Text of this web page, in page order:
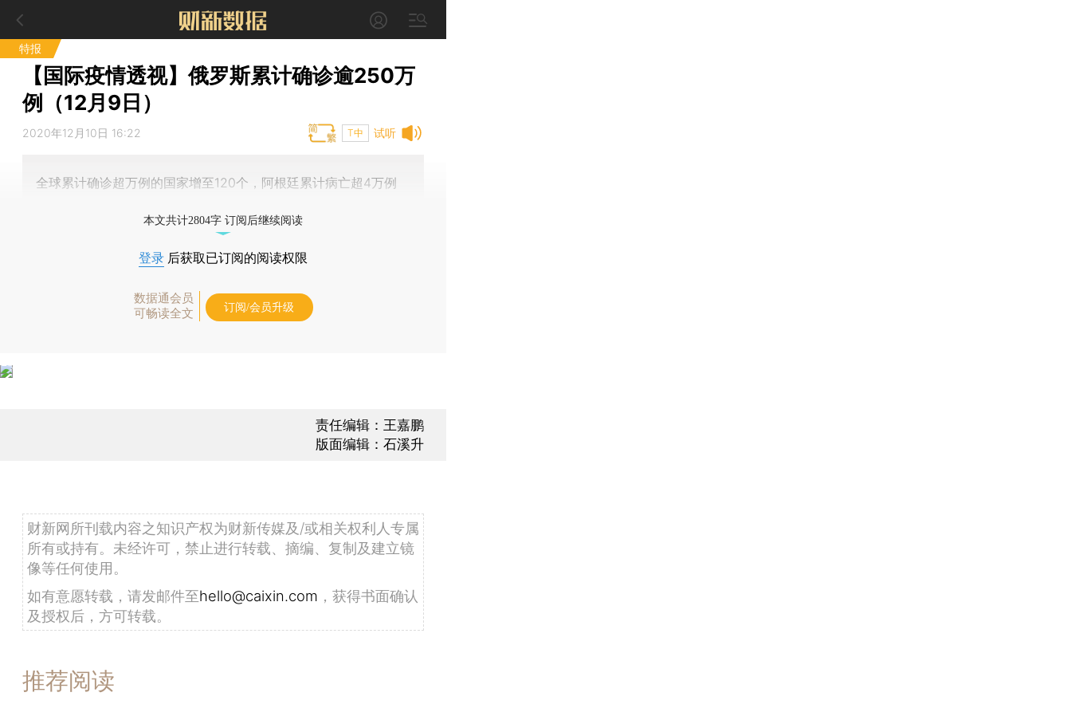
特报
【国际疫情透视】俄罗斯累计确诊逾250万
例（12月9日）
试听
2020年12月10日 16:22 T中
全球累计确诊超万例的国家增至120个，阿根廷累计病亡超4万例
本文共计2804字 订阅后继续阅读
登录 后获取已订阅的阅读权限
数据通会员
可畅读全文
订阅/会员升级
责任编辑：王嘉鹏
版面编辑：石溪升
财新网所刊载内容之知识产权为财新传媒及/或相关权利人专属
所有或持有。未经许可，禁止进行转载、摘编、复制及建立镜
像等任何使用。
如有意愿转载，请发邮件至hello@caixin.com ，获得书面确认
及授权后，方可转载。
推荐阅读